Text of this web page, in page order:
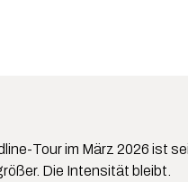
Tour im März 2026 ist
Die Intensität bleibt.